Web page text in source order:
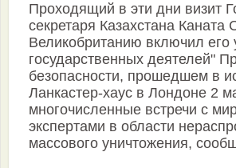
Проходящий в эти дни визит
секретаря Казахстана Каната
Великобританию включил его
государственных деятелей"
безопасности, прошедшем в
Ланкастер-хаус в Лондоне 2
многочисленные встречи с
экспертами в области
массового уничтожения,